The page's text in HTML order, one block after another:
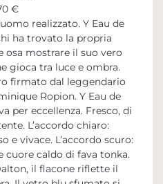
€
realizzato. Y Eau de
ha trovato la propria
osa mostrare il suo vero
gioca tra luce e ombra.
firmato dal leggendario
Ropion. Y Eau de
per eccellenza. Fresco, di
L’accordo chiaro:
e vivace. L’accordo scuro:
cuore caldo di fava tonka.
il flacone riflette il